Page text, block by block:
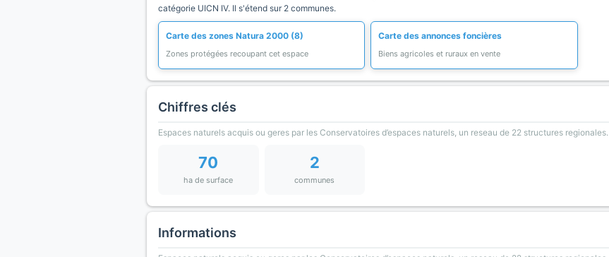
catégorie UICN IV. Il s'étend sur 2 communes.
Carte des zones Natura 2000 (8)
Zones protégées recoupant cet espace
Carte des annonces foncières
Biens agricoles et ruraux en vente
Chiffres clés
Espaces naturels acquis ou geres par les Conservatoires d’espaces naturels, un reseau de 22 structures regionales.
70
ha de surface
2
communes
Informations